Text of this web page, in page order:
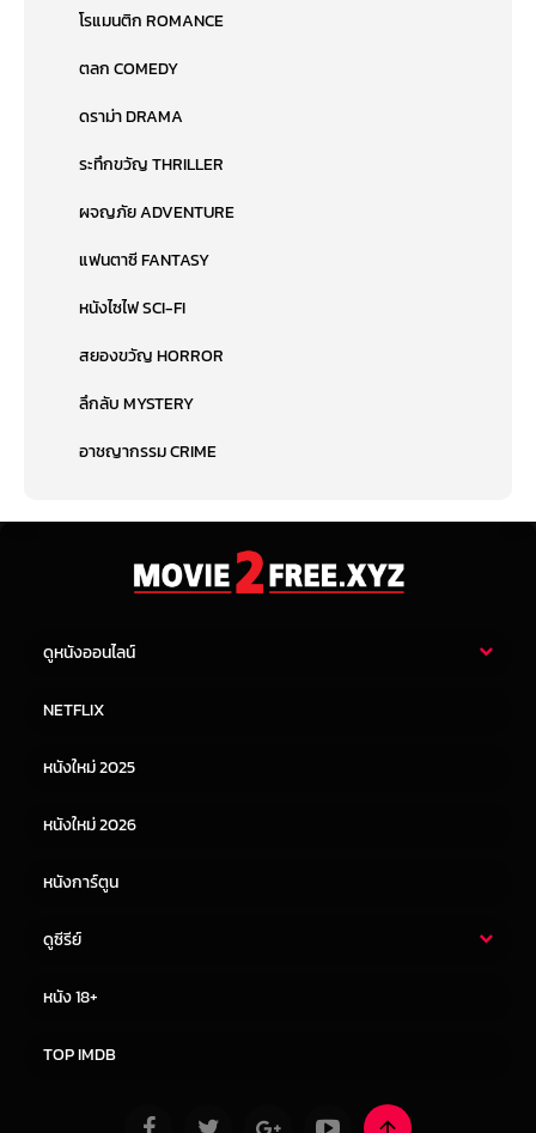
โรแมนติก ROMANCE
ตลก COMEDY
ดราม่า DRAMA
ระทึกขวัญ THRILLER
ผจญภัย ADVENTURE
แฟนตาซี FANTASY
หนังไซไฟ SCI-FI
สยองขวัญ HORROR
ลึกลับ MYSTERY
อาชญากรรม CRIME
ดูหนังออนไลน์
หนังจีน
NETFLIX
หนังใหม่ 2025
หนังใหม่ 2026
หนังการ์ตูน
ดูซีรีย์
หนัง 18+
TOP IMDB